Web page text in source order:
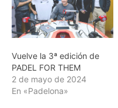
Vuelve la 3ª edición de
PADEL FOR THEM
2 de mayo de 2024
En «Padelona»